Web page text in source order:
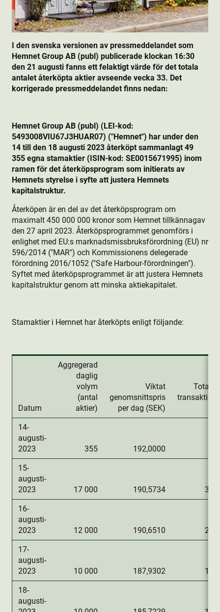
I den svenska versionen av pressmeddelandet som
Hemnet Group AB (publ) publicerade klockan 16:30
den 21 augusti fanns ett felaktigt värde för det totala
antalet återköpta aktie­r avseende vecka 33. Det
korrigerade pressmeddelandet finns nedan:
Hemnet Group AB (publ) (LEI-kod:
5493008VIU67J3HUAR07) ("Hemnet") har under den
14 till den 18 augusti 2023 återköpt sammanlagt 49
355 egna stamaktie­r (ISIN-kod: SE0015671995) inom
ramen för det återköpsprogram som initierats av
Hemnets styrelse i syfte att justera Hemnets
kapitalstruktur.
Återköpen är en del av det återköpsprogram om
maximalt 450 000 000 kronor som Hemnet tillkännagav
den 27 april 2023. Återköpsprogrammet genomförs i
enlighet med EU:s marknadsmissbruksförordning (EU) nr
596/2014 ("MAR") och Kommissionens delegerade
förordning 2016/1052 ("Safe Harbour-förordningen").
Syftet med återköpsprogrammet är att justera Hemnets
kapitalstruktur genom att minska aktie­kapitalet.
Stamaktie­r i Hemnet har återköpts enligt följande:
Datum
Aggregerad
daglig
volym
(antal
aktie­r)
Viktat
genomsnittspris
per dag (SEK)
Totalt
14-
augusti-
2023
355 192,0000
15-
augusti-
2023
17 000 190,5734 3
16-
augusti-
2023
12 000 190,6510 2
17-
augusti-
2023
10 000 187,9302 1
18-
augusti-